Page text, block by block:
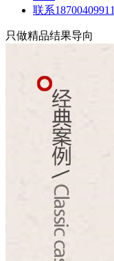
联系18700409911
只做精品结果导向